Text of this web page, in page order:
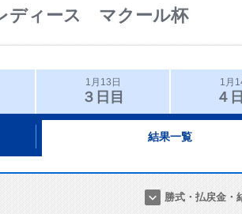
ディース マクール杯
1月13日
３日目
1月
４
結果一覧
勝式・払戻金・